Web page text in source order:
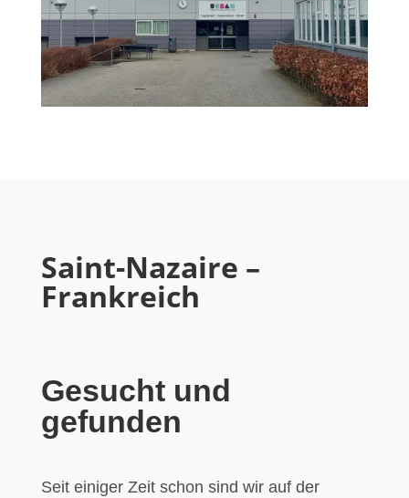
Saint-Nazaire –
Frankreich
Gesucht und
gefunden
Seit einiger Zeit schon sind wir auf der